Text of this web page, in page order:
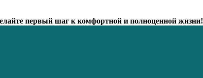
первый шаг к комфортной и полноценной жизни!